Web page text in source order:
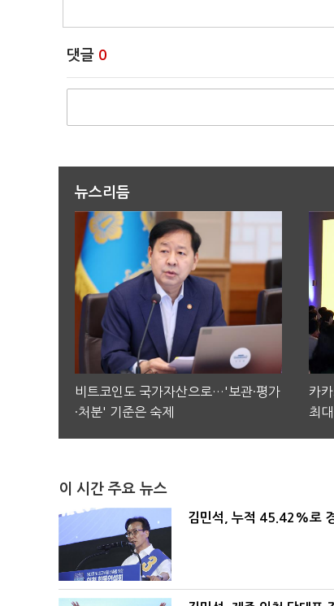
댓글 0
뉴스리듬
비트코인도 국가자산으로…'보관·평가
·처분' 기준은 숙제
카
최
이 시간 주요 뉴스
김민석, 누적 45.42%로